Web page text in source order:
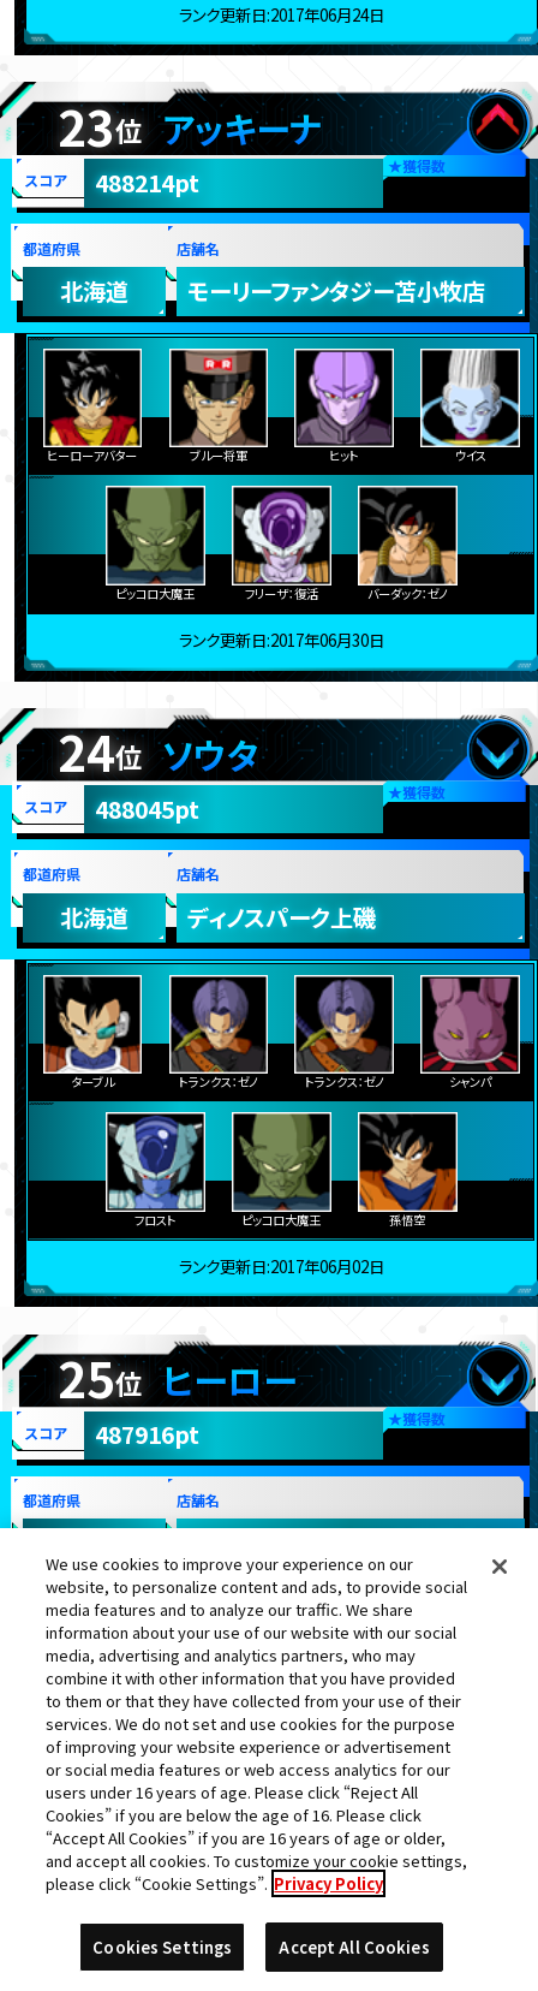
ランク更新日:2017年06月24日
23位 アッキーナ
★獲得数
スコア 488214pt
都道府県
北海道
店舗名
モーリーファンタジー苫小牧店
ヒーローアバター ブルー将軍 ヒット ウイス
ピッコロ大魔王 フリーザ：復活 バーダック：ゼノ
ランク更新日:2017年06月30日
24位 ソウタ
★獲得数
スコア 488045pt
都道府県
北海道
店舗名
ディノスパーク上磯
ターブル トランクス：ゼノ トランクス：ゼノ シャンパ
フロスト ピッコロ大魔王 孫悟空
ランク更新日:2017年06月02日
25位 ヒーロー
★獲得数
スコア 487916pt
都道府県 店舗名
シャンパ トランクス：ゼノ フロスト ピッコロ大魔王
ターブル 孫悟空 トランクス：ゼノ
ランク更新日:2017年06月05日
We use cookies to improve your experience on our
website, to personalize content and ads, to provide social
media features and to analyze our traffic. We share
information about your use of our website with our social
media, advertising and analytics partners, who may
combine it with other information that you have provided
to them or that they have collected from your use of their
services. We do not set and use cookies for the purpose
of improving your website experience or advertisement
or social media features or web access analytics for our
users under 16 years of age. Please click “Reject All
Cookies” if you are below the age of 16. Please click
“Accept All Cookies” if you are 16 years of age or older,
and accept all cookies. To customize your cookie settings,
please click “Cookie Settings”. Privacy Policy
Cookies Settings Accept All Cookies